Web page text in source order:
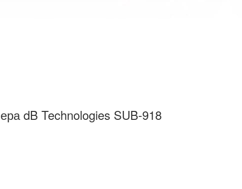
dB Technologies SUB-918